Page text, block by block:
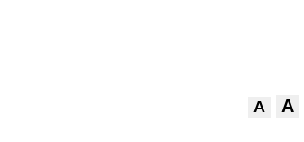
A A